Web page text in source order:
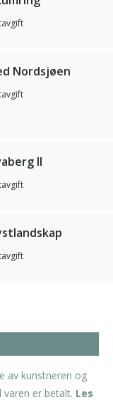
Nordsjøen
II
av kunstneren og
er betalt. Les